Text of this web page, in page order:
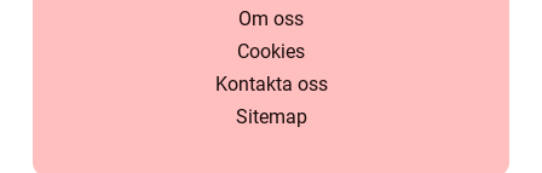
Om oss
Cookies
Kontakta oss
Sitemap